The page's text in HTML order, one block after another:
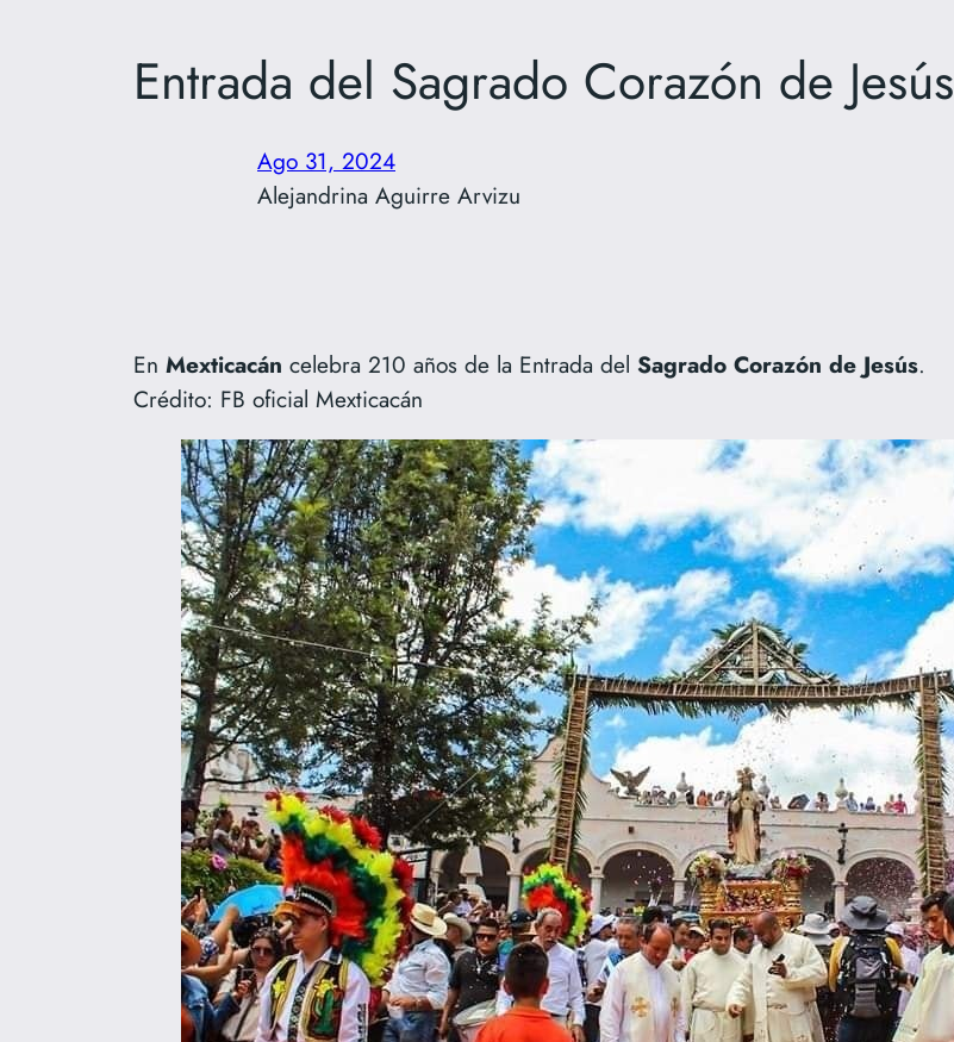
Entrada del Sagrado Corazón de Jesús
Ago 31, 2024
Alejandrina Aguirre Arvizu
En Mexticacán celebra 210 años de la Entrada del Sagrado Corazón de Jesús.
Crédito: FB oficial Mexticacán